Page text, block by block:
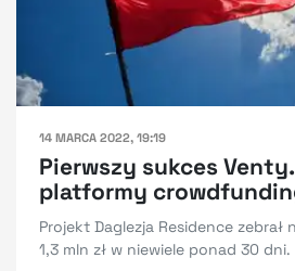
14 MARCA 2022, 19:19
Pierwszy sukces
platformy
Projekt Daglezja Residence
1,3 mln zł w niewiele ponad 30 dni.